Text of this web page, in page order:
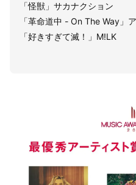
「怪獣」サカナクション
「革命道中 - On The Way」
「好きすぎて滅！」M!LK